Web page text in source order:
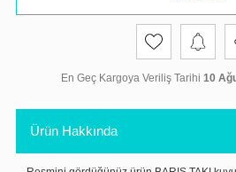
En Geç Kargoya Veriliş Tarihi 10
Ürün Hakkında